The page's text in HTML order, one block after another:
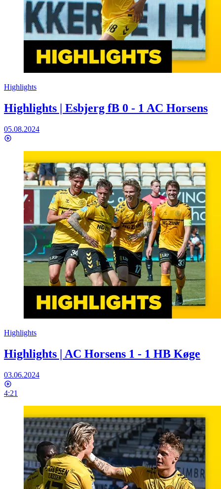
Highlights
Highlights | Esbjerg fB 0 - 1 AC Horsens
05.08.2024
Highlights
Highlights | AC Horsens 1 - 1 HB Køge
03.06.2024
4:21